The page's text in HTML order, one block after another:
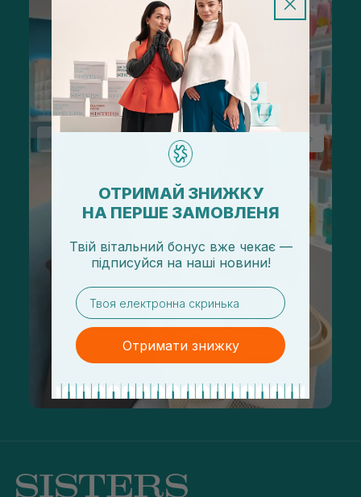
ОТРИМАЙ ЗНИЖКУ
НА ПЕРШЕ ЗАМОВЛЕНЯ
Твій вітальний бонус вже чекає —
підписуйся на наші новини!
email
Отримати знижку